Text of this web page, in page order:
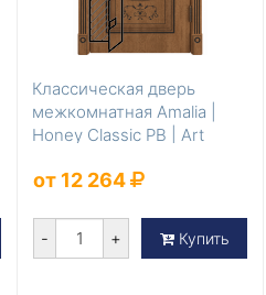
Классическая дверь
межкомнатная Amalia |
Honey Classic PB | Art
от 12 264
- + Купить